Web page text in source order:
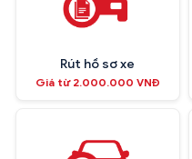
Rút hồ sơ xe
Giá từ 2.000.000 VNĐ